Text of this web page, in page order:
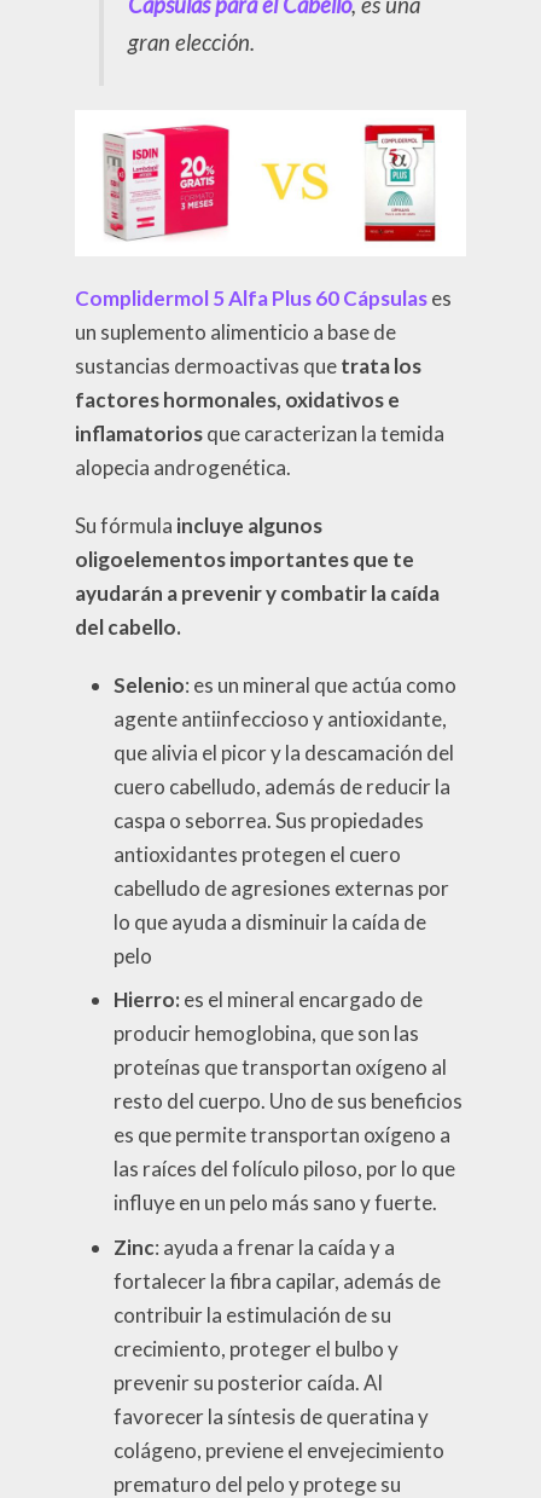
gran elección.
Complidermol 5 Alfa Plus 60 Cápsulases
un suplemento alimenticio a base de
sustancias dermoactivas quetrata los
factores hormonales, oxidativos e
inflamatoriosque caracterizan la temida
alopecia androgenética.
Su fórmula incluye algunos
oligoelementos importantes que te
ayudarán a prevenir y combatir la caída
del cabello.
Selenio: es un mineral que actúa como
agente antiinfeccioso y antioxidante,
que alivia el picor y la descamación del
cuero cabelludo, además de reducir la
caspa o seborrea. Sus propiedades
antioxidantes protegen el cuero
cabelludo de agresiones externas por
lo que ayuda a disminuir la caída de
pelo
Hierro: es el mineral encargado de
producir hemoglobina, que son las
proteínas que transportan oxígeno al
resto del cuerpo. Uno de sus beneficios
es que permite transportan oxígeno a
las raíces del folículo piloso, por lo que
influye en un pelo más sano y fuerte.
Zinc: ayuda a frenar la caída y a
fortalecer la fibra capilar, además de
contribuir la estimulación de su
crecimiento, proteger el bulbo y
prevenir su posterior caída. Al
favorecer la síntesis de queratina y
colágeno, previene el envejecimiento
prematuro del pelo y protege su